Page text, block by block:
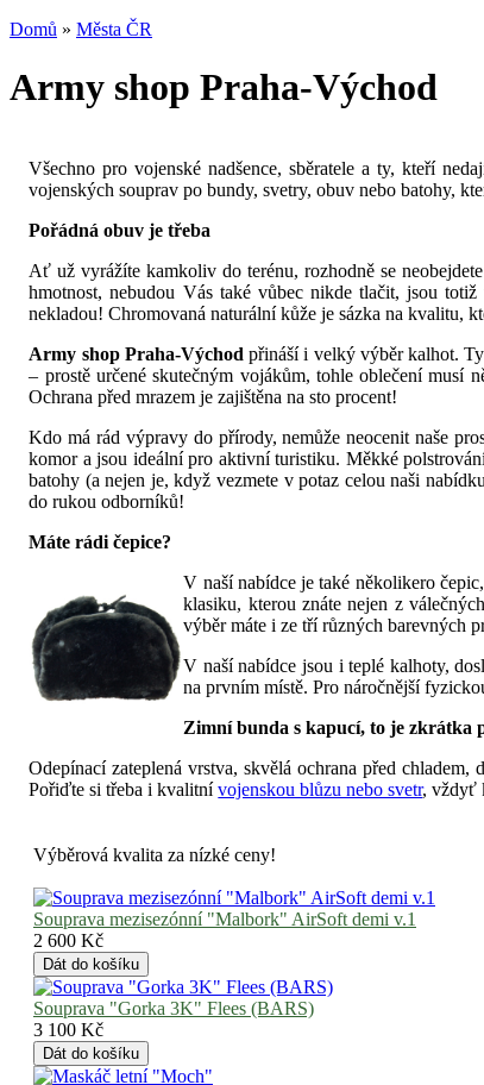
Domů » Města ČR
Army shop Praha-Východ
Všechno pro vojenské nadšence, sběratele a ty, kteří
vojenských souprav po bundy, svetry, obuv nebo batohy,
Pořádná obuv je třeba
Ať už vyrážíte kamkoliv do terénu, rozhodně se
hmotnost, nebudou Vás také vůbec nikde tlačit, jsou
nekladou! Chromovaná naturální kůže je sázka na kvalitu,
Army shop Praha-Východ přináší i velký výběr kalhot.
– prostě určené skutečným vojákům, tohle oblečení musí
Ochrana před mrazem je zajištěna na sto procent!
Kdo má rád výpravy do přírody, nemůže neocenit naše
komor a jsou ideální pro aktivní turistiku. Měkké
batohy (a nejen je, když vezmete v potaz celou naši
do rukou odborníků!
Máte rádi čepice?
V naší nabídce je také několikero
klasiku, kterou znáte nejen z
výběr máte i ze tří různých barevných
V naší nabídce jsou i teplé kalhoty,
na prvním místě. Pro náročnější
Zimní bunda s kapucí, to je zkrátka
Odepínací zateplená vrstva, skvělá ochrana před
Pořiďte si třeba i kvalitnívojenskou blůzu nebo svetr, vždyť
Výběrová kvalita za nízké ceny!
Souprava mezisezónní "Malbork" AirSoft demi v.1
2 600 Kč
Souprava "Gorka 3K" Flees (BARS)
3 100 Kč